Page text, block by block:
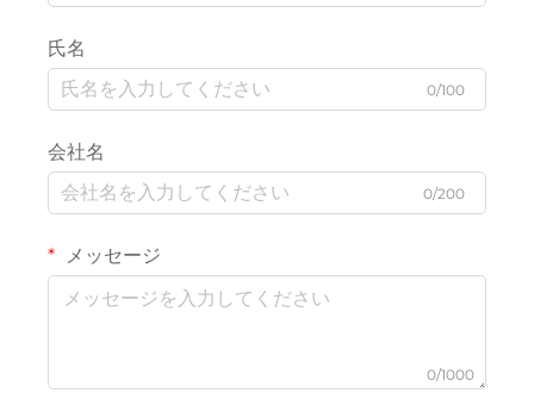
氏名
0/100
会社名
0/200
メッセージ
0/1000